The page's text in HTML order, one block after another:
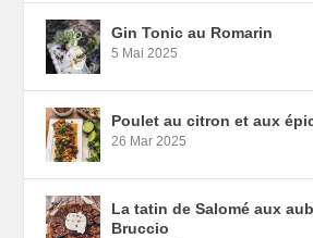
Gin Tonic au Romarin
5 Mai 2025
Poulet au citron et aux
26 Mar 2025
La tatin de Salomé aux
Bruccio